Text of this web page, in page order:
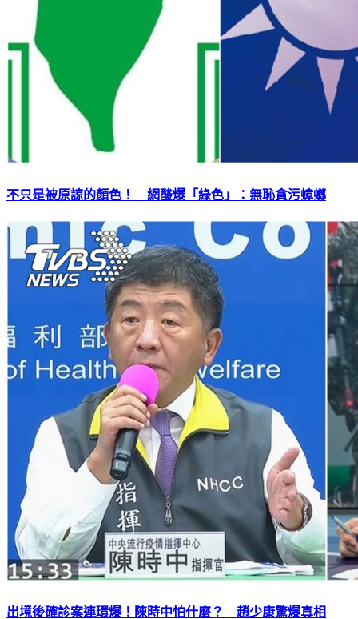
不只是被原諒的顏色！ 網酸爆「綠色」：無恥貪污蟑螂
出境後確診案連環爆！陳時中怕什麼？ 趙少康驚爆真相